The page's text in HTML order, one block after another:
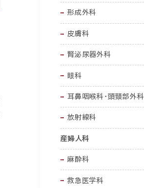
形成外科
皮膚科
腎泌尿器外科
眼科
耳鼻咽喉科・頭頸部外科
放射線科
産婦人科
麻酔科
救急医学科